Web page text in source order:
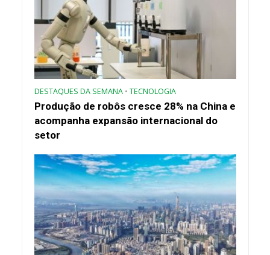
DESTAQUES DA SEMANA • TECNOLOGIA
Produção de robôs cresce 28% na China e
acompanha expansão internacional do
setor